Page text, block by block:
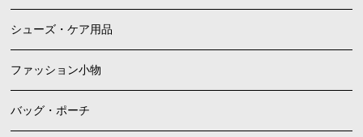
シューズ・ケア用品
ファッション小物
バッグ・ポーチ